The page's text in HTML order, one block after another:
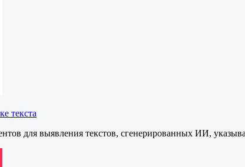
текста
для выявления текстов, сгенерированных ИИ,